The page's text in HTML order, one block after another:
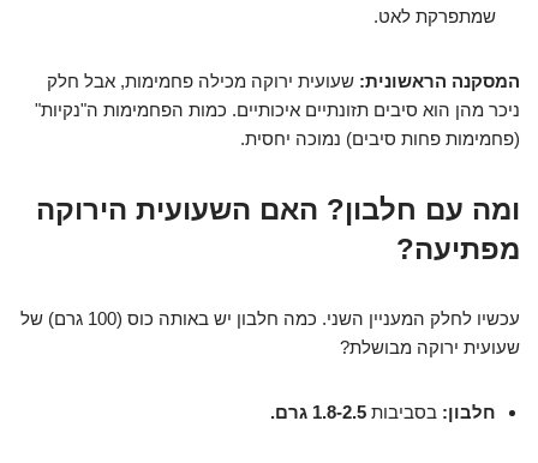
שמתפרקת לאט.
המסקנה הראשונית: שעועית ירוקה מכילה פחמימות, אבל חלק
ניכר מהן הוא סיבים תזונתיים איכותיים. כמות הפחמימות ה"נקיות"
(פחמימות פחות סיבים) נמוכה יחסית.
ומה עם חלבון? האם השעועית הירוקה
מפתיעה?
עכשיו לחלק המעניין השני. כמה חלבון יש באותה כוס (100 גרם) של
שעועית ירוקה מבושלת?
חלבון: בסביבות 1.8-2.5 גרם.